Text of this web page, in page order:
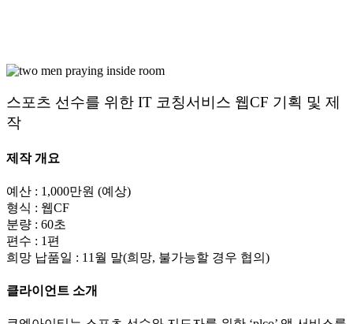
스포츠 선수를 위한 IT 코칭서비스 웹CF 기획 및 제
작
제작 개요
예산 : 1,000만원 (예상)
형식 : 웹CF
분량 : 60초
편수 : 1편
희망 납품일 : 11월 말(희망, 불가능할 경우 협의)
클라이언트 소개